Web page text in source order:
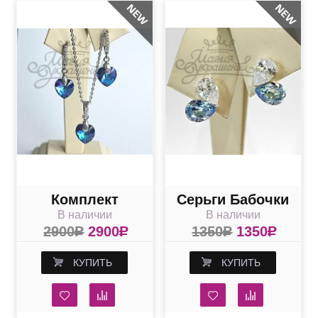
Комплект
Сердечки с
кристаллами
Swarovski
Heliotrop
В наличии
2900R 2900R
КУПИТЬ
Серьги Бабочки
с голубыми и
прозрачными
кристаллами
Swarovski
В наличии
1350R 1350R
КУПИТЬ